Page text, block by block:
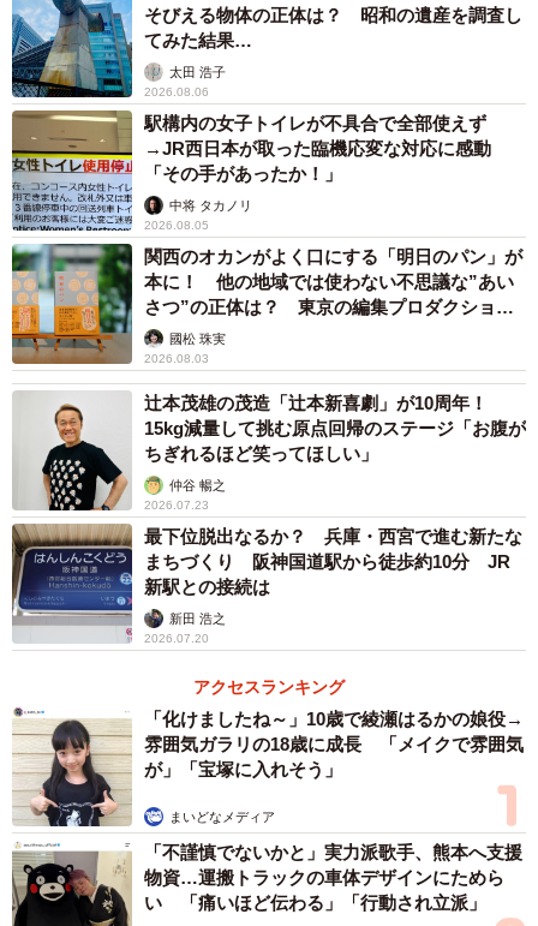
そびえる物体の正体は？ 昭和の遺産を調査し
てみた結果…
太田 浩子
2026.08.06
駅構内の女子トイレが不具合で全部使えず
→JR西日本が取った臨機応変な対応に感動
「その手があったか！」
中将 タカノリ
2026.08.05
関西のオカンがよく口にする「明日のパン」が
本に！ 他の地域では使わない不思議な”あい
さつ”の正体は？ 東京の編集プロダクション
がひも解く
國松 珠実
2026.08.03
辻本茂雄の茂造「辻本新喜劇」が10周年！
15kg減量して挑む原点回帰のステージ「お腹が
ちぎれるほど笑ってほしい」
仲谷 暢之
2026.07.23
最下位脱出なるか？ 兵庫・西宮で進む新たな
まちづくり 阪神国道駅から徒歩約10分 JR
新駅との接続は
新田 浩之
2026.07.20
アクセスランキング
「化けましたね～」10歳で綾瀬はるかの娘役→
雰囲気ガラリの18歳に成長 「メイクで雰囲気
が」「宝塚に入れそう」
まいどなメディア
「不謹慎でないかと」実力派歌手、熊本へ支援
物資…運搬トラックの車体デザインにためら
い 「痛いほど伝わる」「行動され立派」